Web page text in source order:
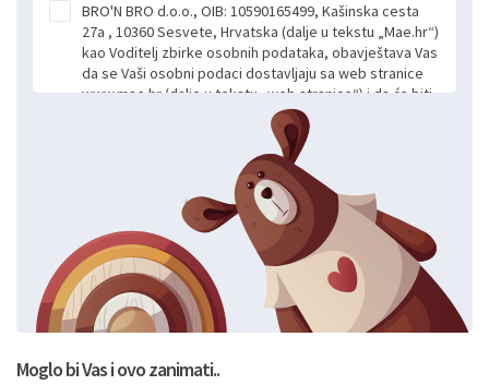
BRO'N BRO d.o.o., OIB: 10590165499, Kašinska cesta
27a , 10360 Sesvete, Hrvatska (dalje u tekstu „Mae.hr“)
kao Voditelj zbirke osobnih podataka, obavještava Vas
da se Vaši osobni podaci dostavljaju sa web stranice
www.mae.hr (dalje u tekstu „web stranice“) i da će biti
obrađeni. Prihvaćanjem ove Izjave smatra se da
slobodno i izričito dajete privolu za prikupljanje i daljnju
obradu Vaših osobnih podataka koje ustupate Mae.hr
putem ovih web stranica u svrhu odgovora i daljnje
komunikacije na Vaš upit poslan kroz kontakt obrazac.
Radi se o dobrovoljnom davanju podataka te ovu
Izjavu niste dužni prihvatiti odnosno niste dužni unositi
svoje osobne podatke u jednu od prijavnih
formi/obrazaca dostupnih na ovim web stranicama.
BRO'N BRO d.o.o. će s Vašim osobnim podacima
postupati sukladno Općoj uredbi o zaštiti podataka
privatnosti i kolačića koju možete pročitati ovdje i
Moglo bi Vas i ovo zanimati..